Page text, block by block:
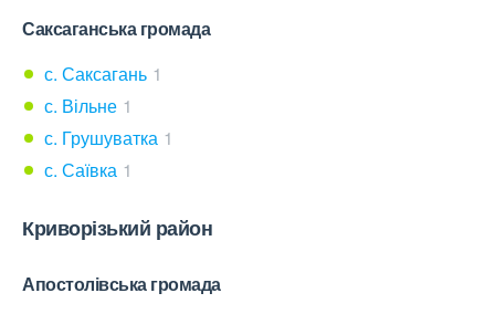
Саксаганська громада
с. Саксагань 1
с. Вільне 1
с. Грушуватка 1
с. Саївка 1
Криворізький район
Апостолівська громада